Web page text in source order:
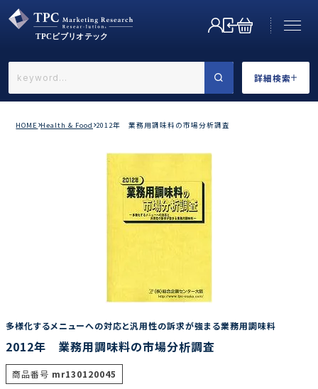
詳細検索
←戻る
調査の種類で選ぶ
HOME Health & Food 2012年 業務用調味料の市場分析調査
多様化するメニューへの対応と汎用性の訴求が強まる業務用調味料
2012年 業務用調味料の市場分析調査
商品番号 mr130120045